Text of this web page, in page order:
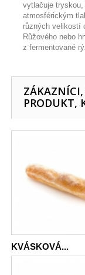
vytlačuje
atmosférickým
různých velikostí
Růžového nebo
z fermentované
PRODUKT,
KVÁSKOVÁ...